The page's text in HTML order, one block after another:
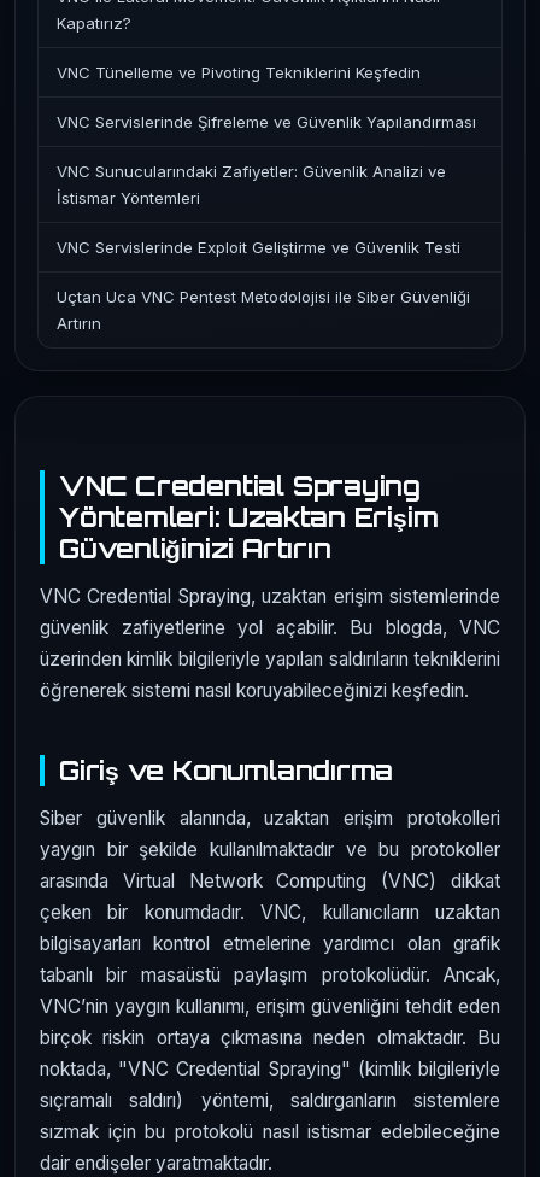
VNC Credential Spraying
Yöntemleri: Uzaktan Erişim
Güvenliğinizi Artırın
VNC Credential Spraying, uzaktan erişim sistemlerinde
güvenlik zafiyetlerine yol açabilir. Bu blogda, VNC
üzerinden kimlik bilgileriyle yapılan saldırıların tekniklerini
öğrenerek sistemi nasıl koruyabileceğinizi keşfedin.
Giriş ve Konumlandırma
Siber güvenlik alanında, uzaktan erişim protokolleri
yaygın bir şekilde kullanılmaktadır ve bu protokoller
arasında Virtual Network Computing (VNC) dikkat
çeken bir konumdadır. VNC, kullanıcıların uzaktan
bilgisayarları kontrol etmelerine yardımcı olan grafik
tabanlı bir masaüstü paylaşım protokolüdür. Ancak,
VNC’nin yaygın kullanımı, erişim güvenliğini tehdit eden
birçok riskin ortaya çıkmasına neden olmaktadır. Bu
noktada, "VNC Credential Spraying" (kimlik bilgileriyle
sıçramalı saldırı) yöntemi, saldırganların sistemlere
sızmak için bu protokolü nasıl istismar edebileceğine
dair endişeler yaratmaktadır.
Kapatırız?
VNC Tünelleme ve Pivoting Tekniklerini Keşfedin
VNC Servislerinde Şifreleme ve Güvenlik Yapılandırması
VNC Sunucularındaki Zafiyetler: Güvenlik Analizi ve
İstismar Yöntemleri
VNC Servislerinde Exploit Geliştirme ve Güvenlik Testi
Uçtan Uca VNC Pentest Metodolojisi ile Siber Güvenliği
Artırın